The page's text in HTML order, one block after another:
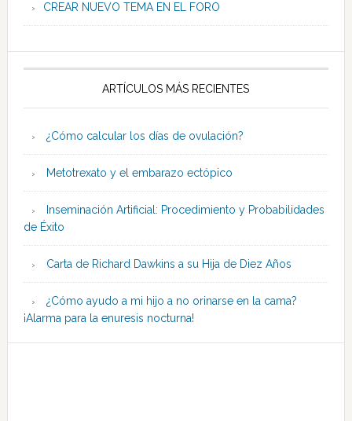
CREAR NUEVO TEMA EN EL FORO
ARTÍCULOS MÁS RECIENTES
¿Cómo calcular los días de ovulación?
Metotrexato y el embarazo ectópico
Inseminación Artificial: Procedimiento y Probabilidades
de Éxito
Carta de Richard Dawkins a su Hija de Diez Años
¿Cómo ayudo a mi hijo a no orinarse en la cama?
¡Alarma para la enuresis nocturna!